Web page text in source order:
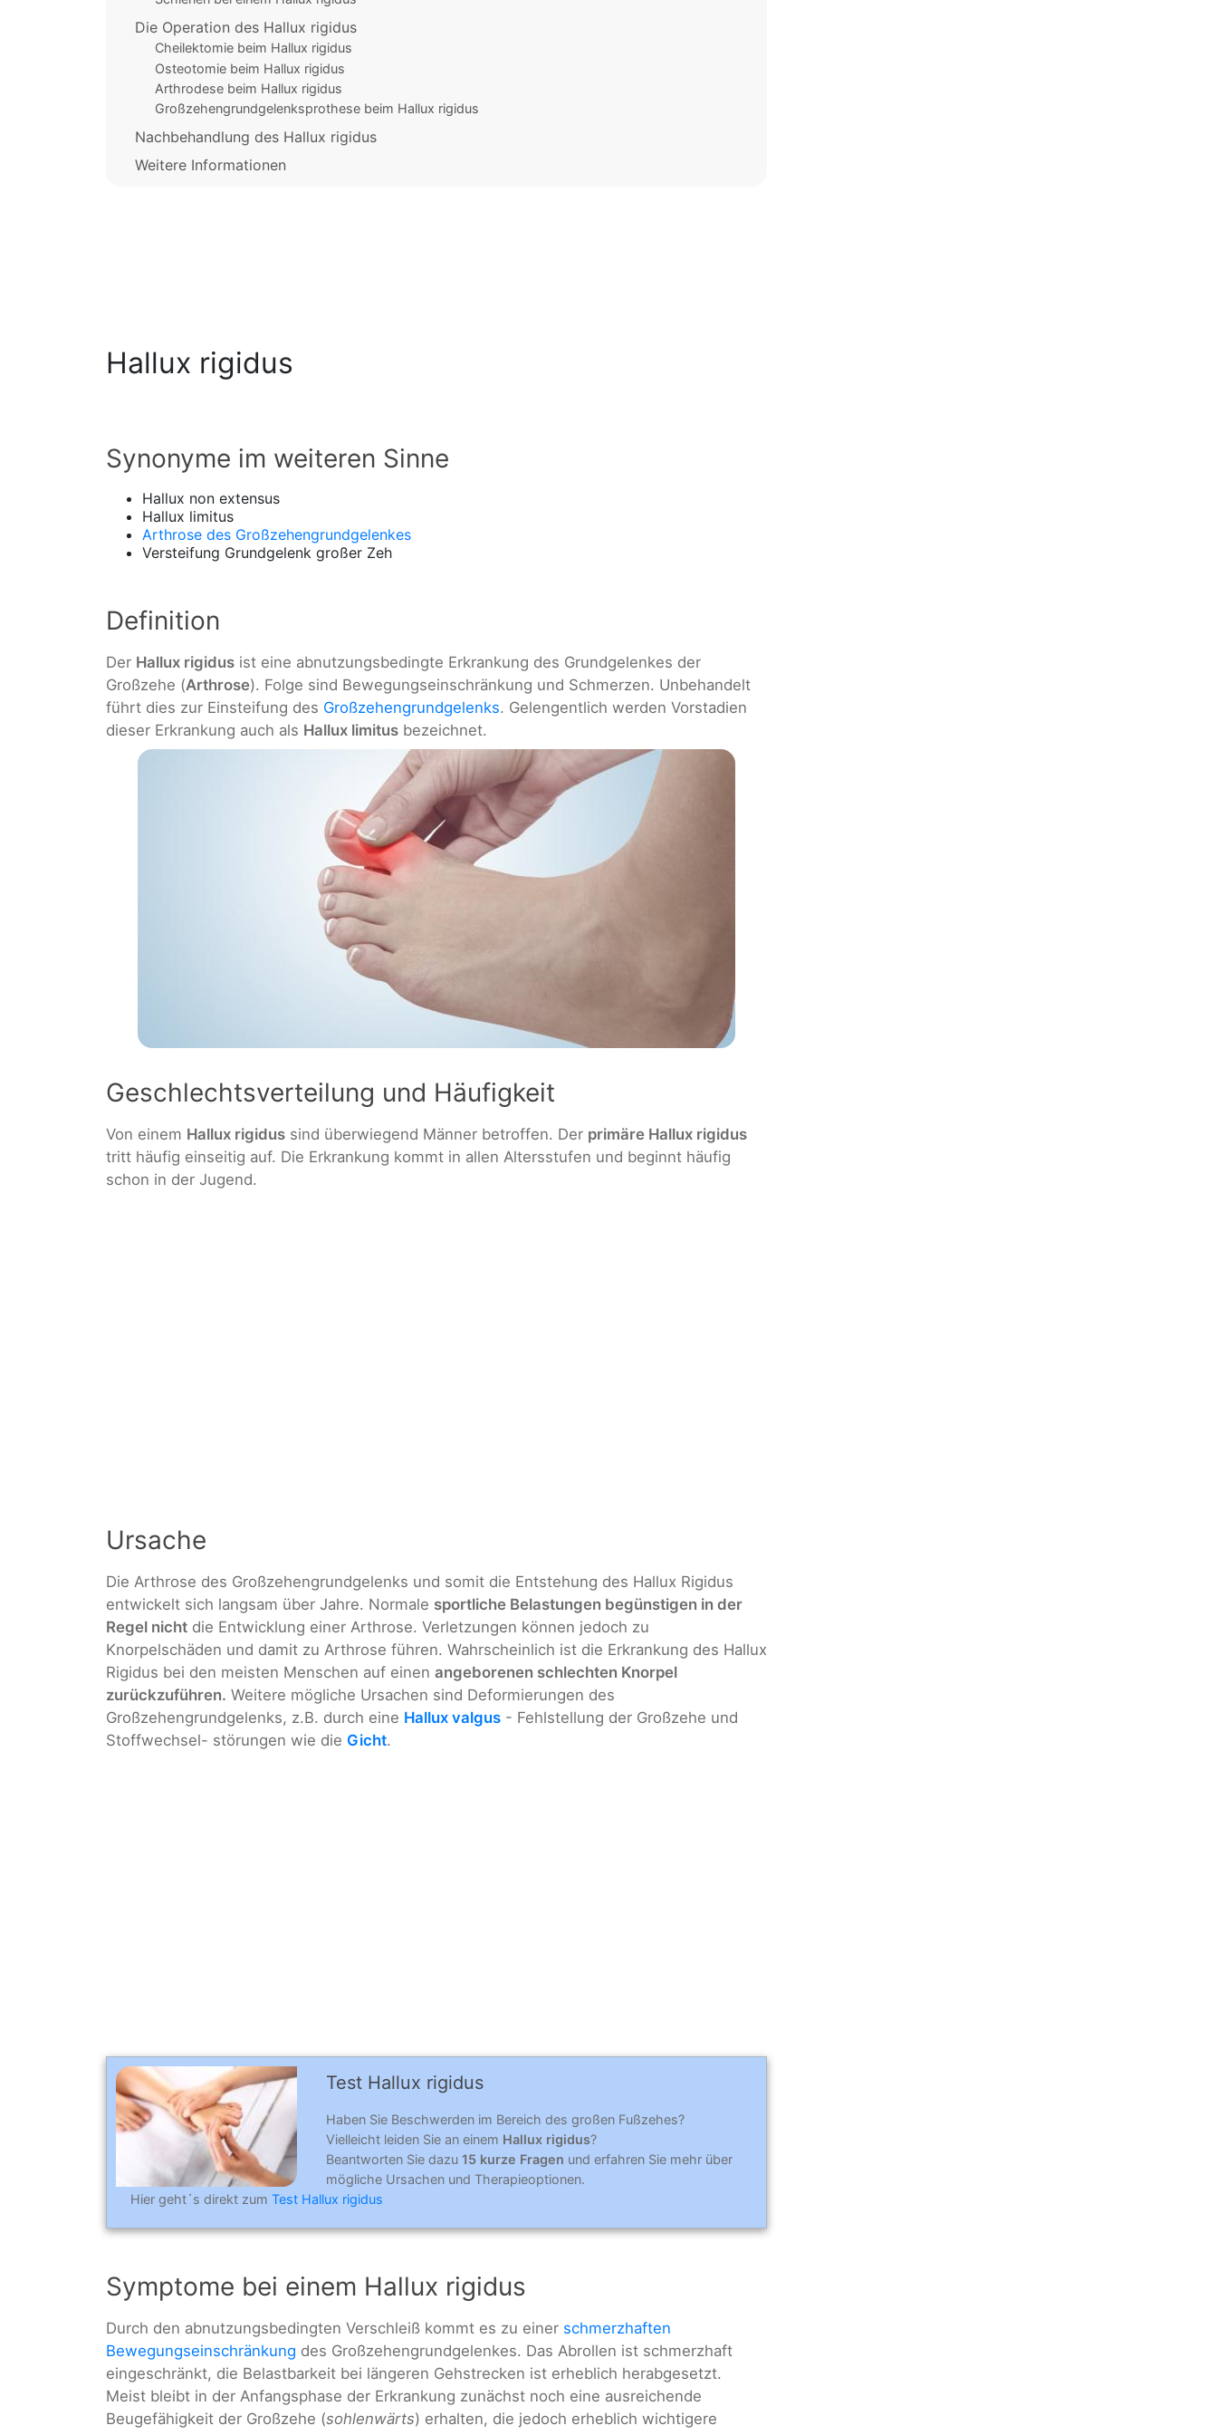
Die Operation des Hallux rigidus
Cheilektomie beim Hallux rigidus
Osteotomie beim Hallux rigidus
Arthrodese beim Hallux rigidus
Großzehengrundgelenksprothese beim Hallux rigidus
Nachbehandlung des Hallux rigidus
Weitere Informationen
Hallux rigidus
Synonyme im weiteren Sinne
Hallux non extensus
Hallux limitus
Arthrose des Großzehengrundgelenkes
Versteifung Grundgelenk großer Zeh
Definition
Der Hallux rigidus ist eine abnutzungsbedingte Erkrankung des Grundgelenkes der
Großzehe (Arthrose). Folge sind Bewegungseinschränkung und Schmerzen. Unbehandelt
führt dies zur Einsteifung des Großzehengrundgelenks. Gelengentlich werden Vorstadien
dieser Erkrankung auch als Hallux limitus bezeichnet.
Geschlechtsverteilung und Häufigkeit
Von einem Hallux rigidus sind überwiegend Männer betroffen. Der primäre Hallux rigidus
tritt häufig einseitig auf. Die Erkrankung kommt in allen Altersstufen und beginnt häufig
schon in der Jugend.
Ursache
Die Arthrose des Großzehengrundgelenks und somit die Entstehung des Hallux Rigidus
entwickelt sich langsam über Jahre. Normale sportliche Belastungen begünstigen in der
Regel nicht die Entwicklung einer Arthrose. Verletzungen können jedoch zu
Knorpelschäden und damit zu Arthrose führen. Wahrscheinlich ist die Erkrankung des Hallux
Rigidus bei den meisten Menschen auf einen angeborenen schlechten Knorpel
zurückzuführen. Weitere mögliche Ursachen sind Deformierungen des
Großzehengrundgelenks, z.B. durch eine Hallux valgus - Fehlstellung der Großzehe und
Stoffwechsel- störungen wie die Gicht.
Test Hallux rigidus
Haben Sie Beschwerden im Bereich des großen Fußzehes?
Vielleicht leiden Sie an einem Hallux rigidus?
Beantworten Sie dazu 15 kurze Fragen und erfahren Sie mehr über
mögliche Ursachen und Therapieoptionen.
Hier geht´s direkt zum Test Hallux rigidus
Symptome bei einem Hallux rigidus
Durch den abnutzungsbedingten Verschleiß kommt es zu einer schmerzhaften
Bewegungseinschränkung des Großzehengrundgelenkes. Das Abrollen ist schmerzhaft
eingeschränkt, die Belastbarkeit bei längeren Gehstrecken ist erheblich herabgesetzt.
Meist bleibt in der Anfangsphase der Erkrankung zunächst noch eine ausreichende
Beugefähigkeit der Großzehe (sohlenwärts) erhalten, die jedoch erheblich wichtigere